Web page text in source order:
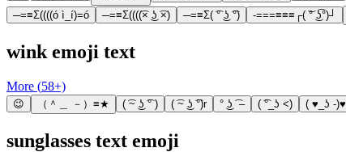
─=≡Σ((((ó ì_í)=ó
─=≡Σ((((͡× ͜ʖ ͡×) ─=≡Σ( ͡° ͜ʖ ͡°) -===≡≡≡┌( ͝° ͜ʖ͡°)┘
wink emoji text
More (58+)
😉 （＾＿ －）≡★ ( ͡~ ͜ʖ ͡° ) ( ͡~ ͜ʖ ͡°)r ° ͜ʖ ͡ – ( ͡°_ʖ <) ( ♥_ʖ -)♥
sunglasses text emoji